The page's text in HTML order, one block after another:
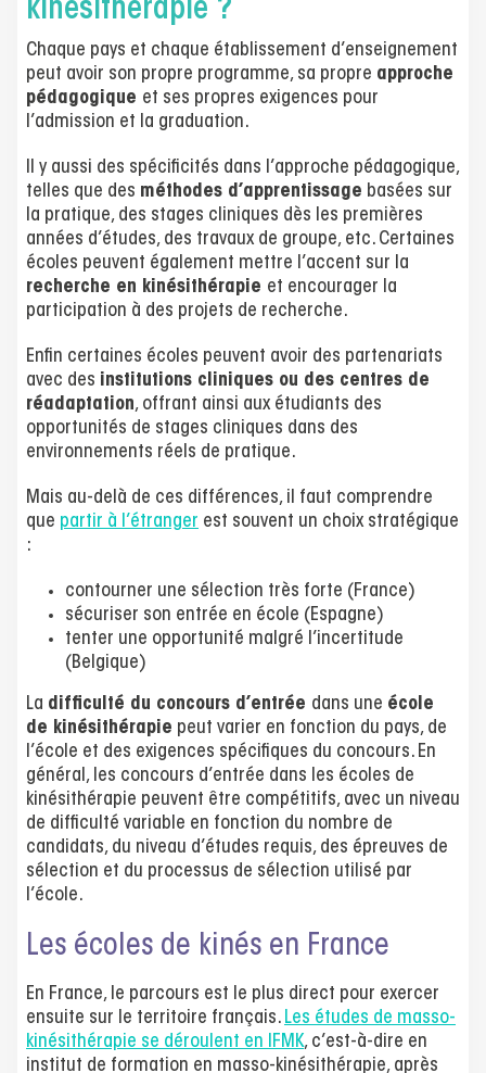
kinésithérapie ?
Chaque pays et chaque établissement d’enseignement
peut avoir son propre programme, sa propre approche
pédagogique et ses propres exigences pour
l’admission et la graduation.
Il y aussi des spécificités dans l’approche pédagogique,
telles que des méthodes d’apprentissage basées sur
la pratique, des stages cliniques dès les premières
années d’études, des travaux de groupe, etc. Certaines
écoles peuvent également mettre l’accent sur la
recherche en kinésithérapie et encourager la
participation à des projets de recherche.
Enfin certaines écoles peuvent avoir des partenariats
avec des institutions cliniques ou des centres de
réadaptation, offrant ainsi aux étudiants des
opportunités de stages cliniques dans des
environnements réels de pratique.
Mais au-delà de ces différences, il faut comprendre
que partir à l’étranger est souvent un choix stratégique
:
contourner une sélection très forte (France)
sécuriser son entrée en école (Espagne)
tenter une opportunité malgré l’incertitude
(Belgique)
La difficulté du concours d’entrée dans une école
de kinésithérapie peut varier en fonction du pays, de
l’école et des exigences spécifiques du concours. En
général, les concours d’entrée dans les écoles de
kinésithérapie peuvent être compétitifs, avec un niveau
de difficulté variable en fonction du nombre de
candidats, du niveau d’études requis, des épreuves de
sélection et du processus de sélection utilisé par
l’école.
Les écoles de kinés en France
En France, le parcours est le plus direct pour exercer
ensuite sur le territoire français. Les études de masso-
kinésithérapie se déroulent en IFMK, c’est-à-dire en
institut de formation en masso-kinésithérapie, après